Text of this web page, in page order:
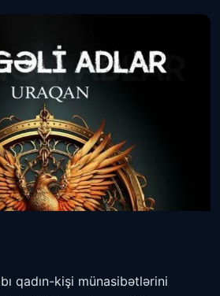
qadın-kişi münasibətlərini